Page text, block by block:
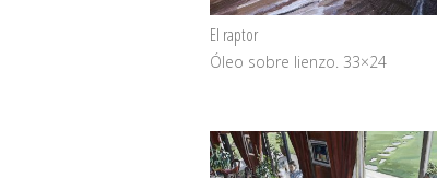
El raptor
Óleo sobre lienzo. 33×24